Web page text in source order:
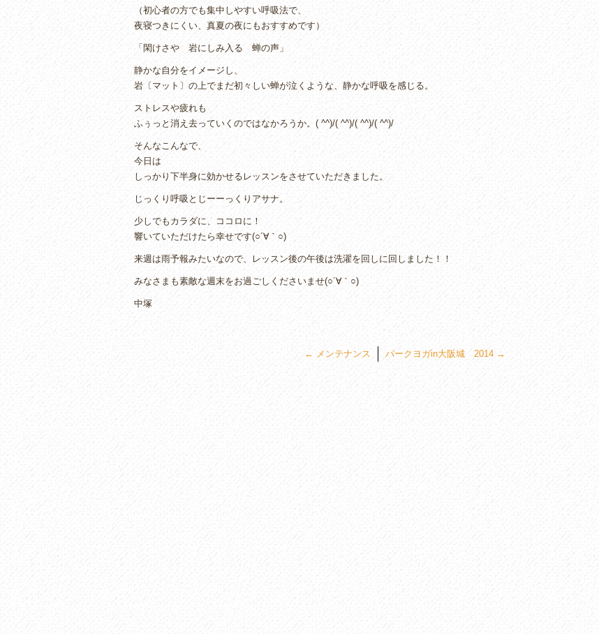
（初心者の方でも集中しやすい呼吸法で、
夜寝つきにくい、真夏の夜にもおすすめです）
「閑けさや 岩にしみ入る 蝉の声」
静かな自分をイメージし、
岩〔マット〕の上でまだ初々しい蝉が泣くような、静かな呼吸を感じる。
ストレスや疲れも
ふぅっと消え去っていくのではなかろうか。( ^^)/( ^^)/( ^^)/( ^^)/
そんなこんなで、
今日は
しっかり下半身に効かせるレッスンをさせていただきました。
じっくり呼吸とじーーっくりアサナ。
少しでもカラダに、ココロに！
響いていただけたら幸せです(○´∀｀○)
来週は雨予報みたいなので、レッスン後の午後は洗濯を回しに回しました！！
みなさまも素敵な週末をお過ごしくださいませ(○´∀｀○)
中塚
← メンテナンス パークヨガin大阪城 2014 →